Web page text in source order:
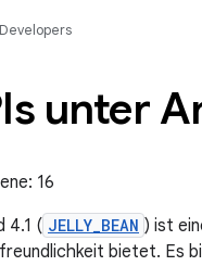
unter
16
4.1 ( JELLY_BEAN ) ist
bietet. Es